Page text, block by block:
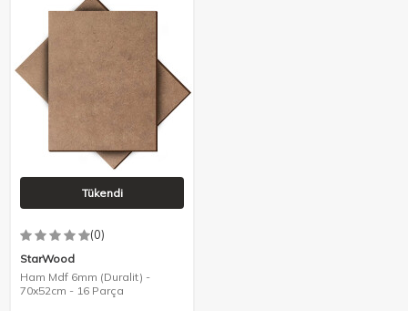
Tükendi
(0)
StarWood
Ham Mdf 6mm (Duralit) -
70x52cm - 16 Parça